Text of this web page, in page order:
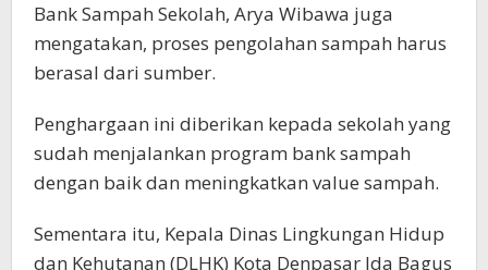
Bank Sampah Sekolah, Arya Wibawa juga
mengatakan, proses pengolahan sampah harus
berasal dari sumber.
Penghargaan ini diberikan kepada sekolah yang
sudah menjalankan program bank sampah
dengan baik dan meningkatkan value sampah.
Sementara itu, Kepala Dinas Lingkungan Hidup
dan Kehutanan (DLHK) Kota Denpasar Ida Bagus